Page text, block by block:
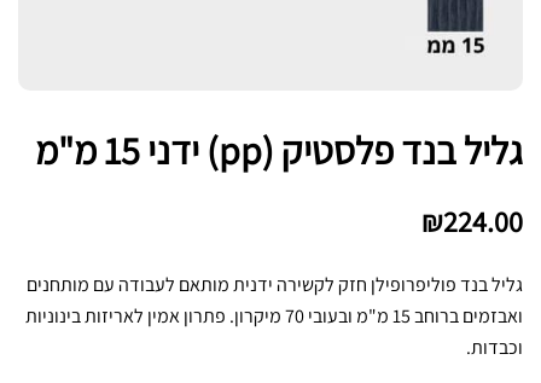
גליל בנד פלסטיק (pp) ידני 15 מ"מ
₪224.00
גליל בנד פוליפרופילן חזק לקשירה ידנית מותאם לעבודה עם מותחנים
ואבזמים ברוחב 15 מ"מ ובעובי 70 מיקרון. פתרון אמין לאריזות בינוניות
וכבדות.